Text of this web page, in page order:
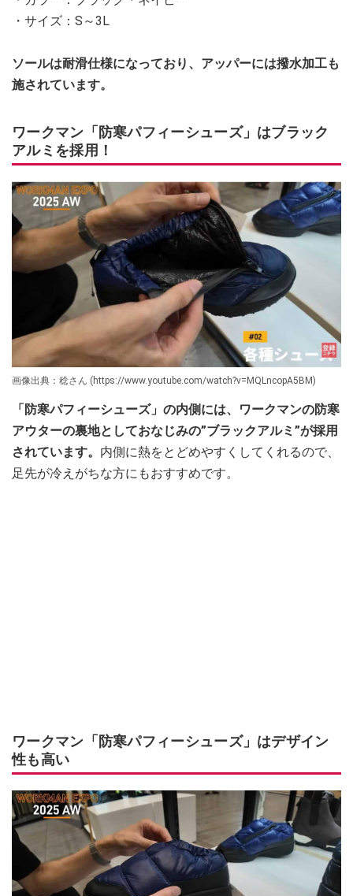
・サイズ：S～3L
ソールは耐滑仕様になっており、アッパーには撥水加工も
施されています。
ワークマン「防寒パフィーシューズ」はブラック
アルミを採用！
画像出典：稔さん (https://www.youtube.com/watch?v=MQLncopA5BM)
「防寒パフィーシューズ」の内側には、ワークマンの防寒
アウターの裏地としておなじみの”ブラックアルミ”が採用
されています。 内側に熱をとどめやすくしてくれるので、
足先が冷えがちな方にもおすすめです。
ワークマン「防寒パフィーシューズ」はデザイン
性も高い